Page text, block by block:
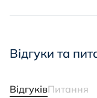
Відгуки та
ВідгуківПитання